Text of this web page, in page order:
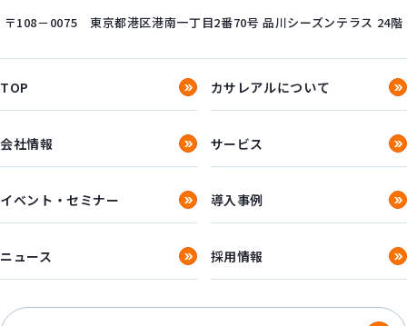
〒108－0075 東京都港区港南一丁目2番70号 品川シーズンテラス 24階
TOP カサレアルについて
会社情報 サービス
イベント・セミナー 導入事例
ニュース 採用情報